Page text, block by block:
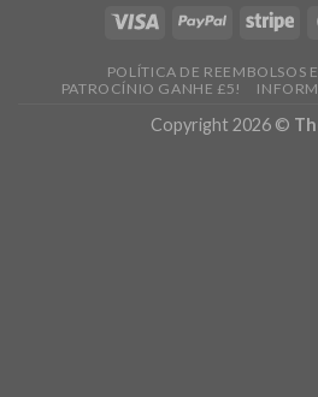
POLÍTICA DE REEMBOLSOS
PATROCÍNIO GANHE £5!
Copyright 2026 ©